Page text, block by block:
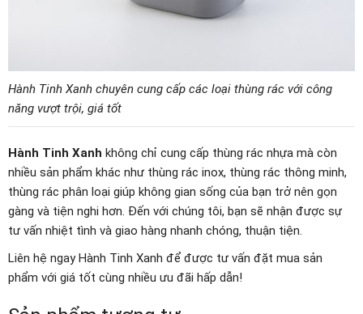
Hành Tinh Xanh chuyên cung cấp các loại thùng rác với công
năng vượt trội, giá tốt
Hành Tinh Xanh không chỉ cung cấp thùng rác nhựa mà còn
nhiều sản phẩm khác như thùng rác inox, thùng rác thông minh,
thùng rác phân loại giúp không gian sống của bạn trở nên gọn
gàng và tiện nghi hơn. Đến với chúng tôi, bạn sẽ nhận được sự
tư vấn nhiệt tình và giao hàng nhanh chóng, thuận tiện.
Liên hệ ngay Hành Tinh Xanh để được tư vấn đặt mua sản
phẩm với giá tốt cùng nhiều ưu đãi hấp dẫn!